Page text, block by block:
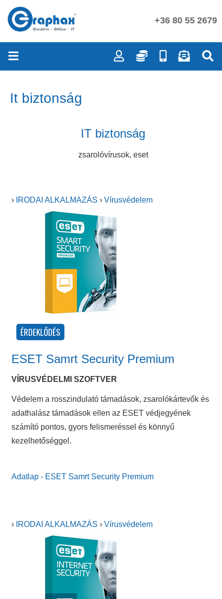
+36 80 55 2679
It biztonság
IT biztonság
zsarolóvírusok, eset
› IRODAI ALKALMAZÁS › Vírusvédelem
ESET Samrt Security Premium
VÍRUSVÉDELMI SZOFTVER
Védelem a rosszindulató támadások, zsarolókártevők és
adathalász támadások ellen az ESET védjegyének
számító pontos, gyors felismeréssel és könnyű
kezelhetőséggel.
Adatlap - ESET Samrt Security Premium
› IRODAI ALKALMAZÁS › Vírusvédelem